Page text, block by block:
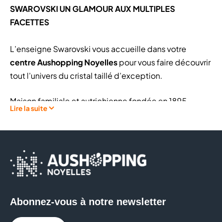
SWAROVSKI UN GLAMOUR AUX MULTIPLES
FACETTES
L’enseigne Swarovski vous accueille dans votre
centre Aushopping Noyellespour vous faire découvrir
tout l’univers du cristal taillé d’exception.
Maison familiale et autrichienne fondée en 1895,
Swarovski est le leader du cristal taillé grâce à son
savoir-faire et à sa créativité. Marque incontournable
de mode et des objets de décoration, votre boutique
Swarovski propose autant de pièces délicates que de
proches.
Lire la suite
Abonnez-vous à notre newsletter